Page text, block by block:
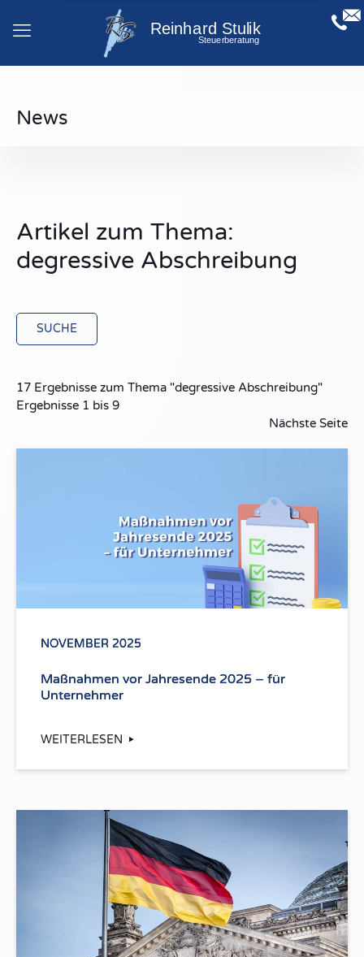
News
Artikel zum Thema:
degressive Abschreibung
SUCHE
17 Ergebnisse zum Thema "degressive Abschreibung"
Ergebnisse 1 bis 9
Nächste Seite
NOVEMBER 2025
Maßnahmen vor Jahresende 2025 – für
Unternehmer
WEITERLESEN